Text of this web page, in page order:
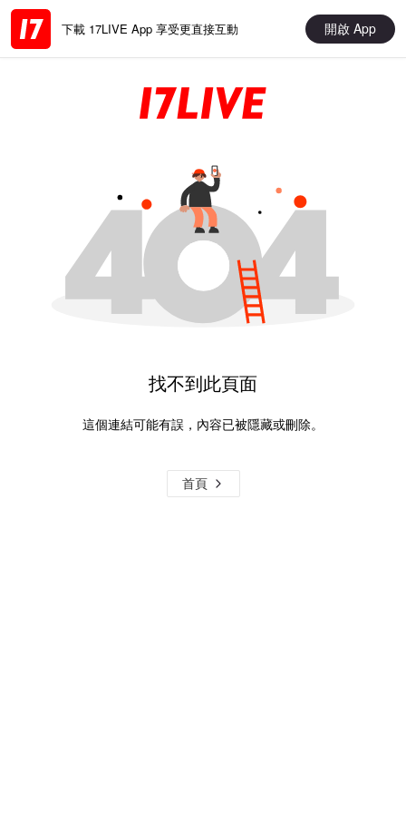
下載 17LIVE App 享受更直接互動 開啟 App
找不到此頁面
這個連結可能有誤，內容已被隱藏或刪除。
首頁